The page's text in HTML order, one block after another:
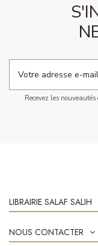
Recevez les
LIBRAIRIE SALAF SALIH
NOUS CONTACTER